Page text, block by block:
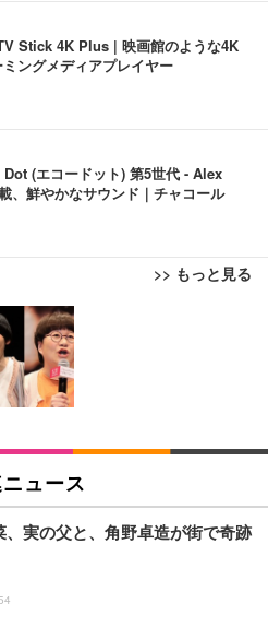
Stick 4K Plus | 映画館のような4K
ングメディアプレイヤー
(エコードット) 第5世代 - Alex
、鮮やかなサウンド｜チャコール
>> もっと見る
ィスチェア 椅子 テレワーク 疲れな
ームレスト コンパクト 約105度ロッ
子 360度回転 座面昇降 強化ナイロ
気性メッシュ 在宅ワーク H-WY01
)
フィスチェア／デスクチェア メッシ
学 疲れない ブラック
チェア デスクチェア 疲れない テレ
化バックレスト 30度ロッキング機
腰サポート 90度跳ね上げ式アーム
けプレミアムモニター | FlexScan
31.5型4K UHD・USB Type-C・ホワ
けプレミアムモニター | FlexScan
ーミングモニター DualSense 充電
ZDM1J）
ック ペットシーツ 薄型 レギュラー 1
料 ホワイト 300枚
ク ペットシーツ 厚型 ワイド 42枚
イト(吸収面:ライトブルー)
ネオ・オムツ L 中型犬用 26枚入
ュース
、実の父と、角野卓造が街で奇跡